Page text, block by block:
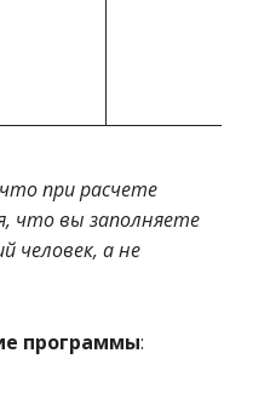
при расчете
что вы заполняете
человек, а не
программы: